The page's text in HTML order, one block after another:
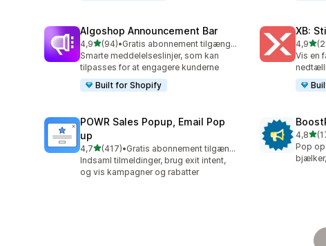
Algoshop Announcement Bar
4,9ud af 5 stjerner
(94)
94 anmeldelser i alt
•
Gratis abonnement tilgængeligt
Smarte meddelelseslinjer, som kan
tilpasses for at engagere kunderne
Built for Shopify
XB:
4,9ud
28
Vis en
POWR Sales Popup, Email Pop
up
4,7ud af 5 stjerner
(417)
417 anmeldelser i alt
•
Gratis abonnement tilgængeligt
Indsaml tilmeldinger, brug exit intent,
og vis kampagner og rabatter
4,8ud
174
Pop